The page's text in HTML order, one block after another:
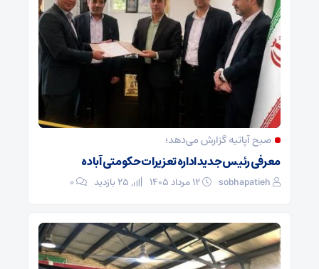
صبح آپاتیه گزارش می‌دهد؛
معرفی رئیس جدید اداره تعزیرات حکومتی آباده
sobhapatieh ۰